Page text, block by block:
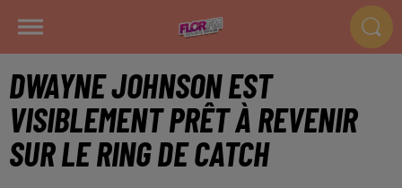
DWAYNE JOHNSON EST
VISIBLEMENT PRÊT À REVENIR
SUR LE RING DE CATCH